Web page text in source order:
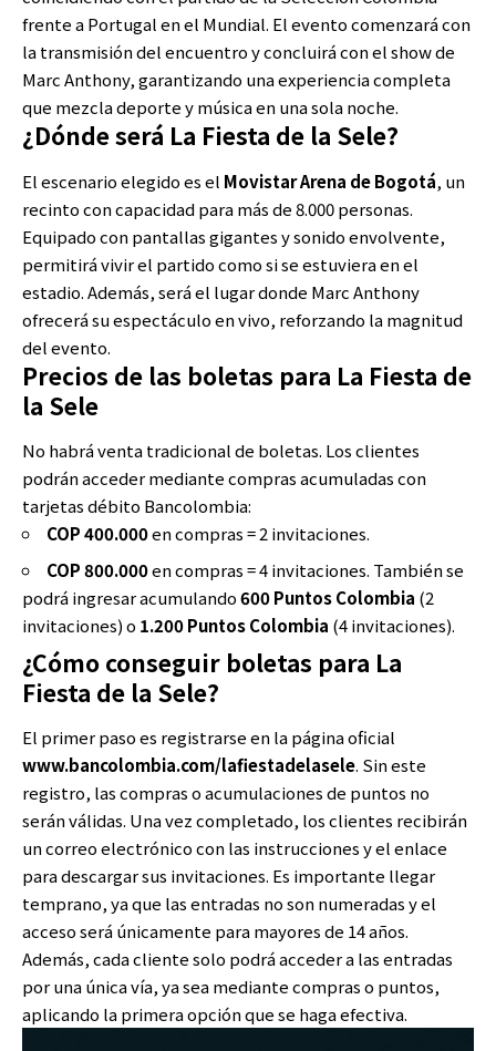
frente a Portugal en el Mundial. El evento comenzará con
la transmisión del encuentro y concluirá con el show de
Marc Anthony, garantizando una experiencia completa
que mezcla deporte y música en una sola noche.
¿Dónde será La Fiesta de la Sele?
El escenario elegido es el Movistar Arena de Bogotá, un
recinto con capacidad para más de 8.000 personas.
Equipado con pantallas gigantes y sonido envolvente,
permitirá vivir el partido como si se estuviera en el
estadio. Además, será el lugar donde Marc Anthony
ofrecerá su espectáculo en vivo, reforzando la magnitud
del evento.
Precios de las boletas para La Fiesta de
la Sele
No habrá venta tradicional de boletas. Los clientes
podrán acceder mediante compras acumuladas con
tarjetas débito Bancolombia:
COP 400.000en compras = 2 invitaciones.
COP 800.000en compras = 4 invitaciones. También se
podrá ingresar acumulando600 Puntos Colombia (2
invitaciones) o 1.200 Puntos Colombia (4 invitaciones).
¿Cómo conseguir boletas para La
Fiesta de la Sele?
El primer paso es registrarse en la página oficial
www.bancolombia.com/lafiestadelasele. Sin este
registro, las compras o acumulaciones de puntos no
serán válidas. Una vez completado, los clientes recibirán
un correo electrónico con las instrucciones y el enlace
para descargar sus invitaciones. Es importante llegar
temprano, ya que las entradas no son numeradas y el
acceso será únicamente para mayores de 14 años.
Además, cada cliente solo podrá acceder a las entradas
por una única vía, ya sea mediante compras o puntos,
aplicando la primera opción que se haga efectiva.